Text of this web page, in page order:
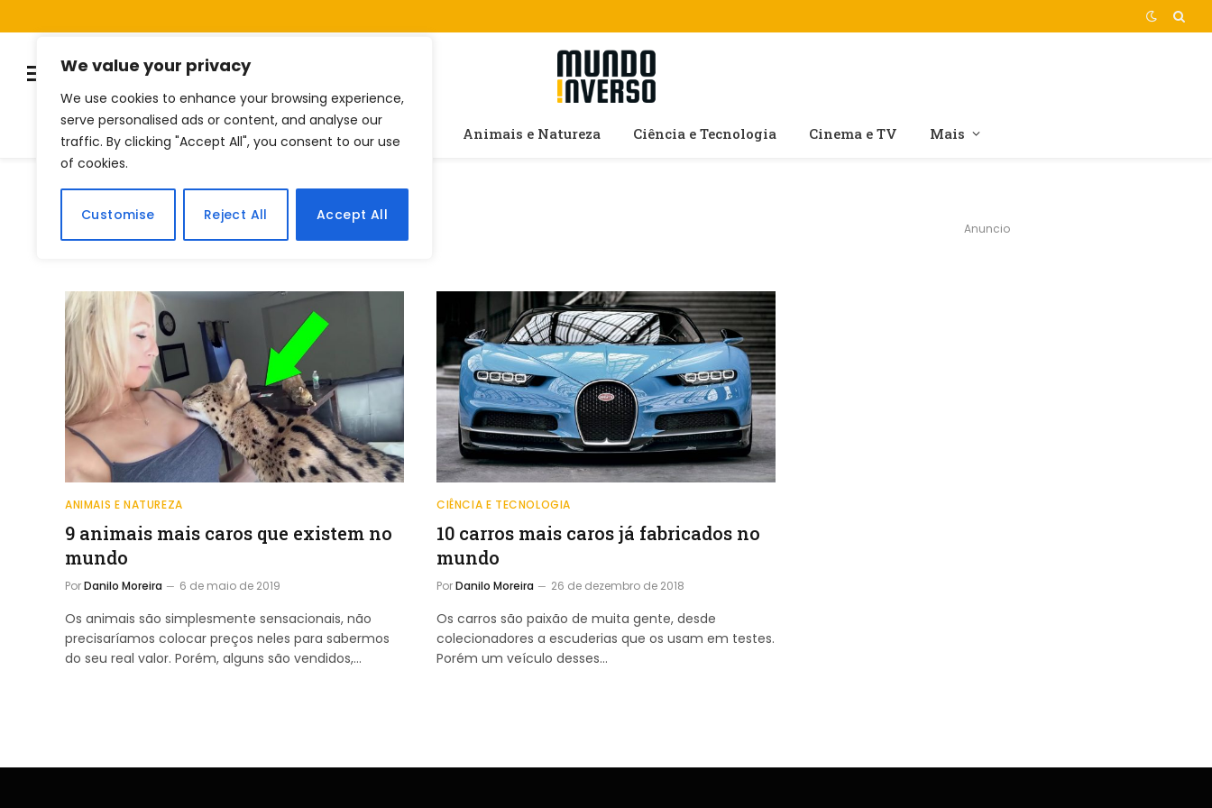
We value your privacy
We use cookies to enhance your browsing experience,
serve personalised ads or content, and analyse our
traffic. By clicking "Accept All", you consent to our use
of cookies.
Customise Reject All Accept All
Listas Quiz Animais e Natureza Ciência e Tecnologia Cinema e TV Mais
BROWSING:CAROS
ANIMAIS E NATUREZA
9 animais mais caros que existem no
mundo
PorDanilo Moreira 6 de maio de 2019
Os animais são simplesmente sensacionais, não
precisaríamos colocar preços neles para sabermos
do seu real valor. Porém, alguns são vendidos,…
CIÊNCIA E TECNOLOGIA
10 carros mais caros já fabricados no
mundo
PorDanilo Moreira 26 de dezembro de 2018
Os carros são paixão de muita gente, desde
colecionadores a escuderias que os usam em testes.
Porém um veículo desses…
Anuncio